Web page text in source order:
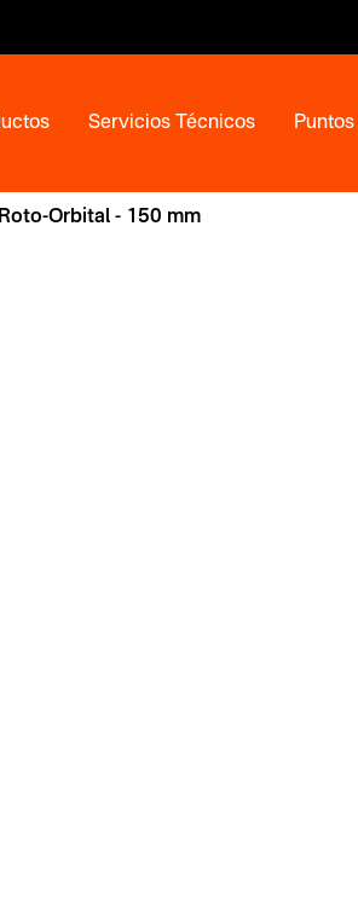
Servicios Técnicos
Orbital - 150 mm